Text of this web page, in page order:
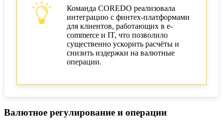
Команда COREDO реализовала
интеграцию с финтех-платформами
для клиентов, работающих в e-
commerce и IT, что позволило
существенно ускорить расчёты и
снизить издержки на валютные
операции.
Валютное регулирование и операции